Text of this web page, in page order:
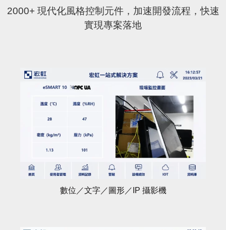
2000+ 現代化風格控制元件，加速開發流程，快速
實現專案落地
數位／文字／圖形／IP 攝影機